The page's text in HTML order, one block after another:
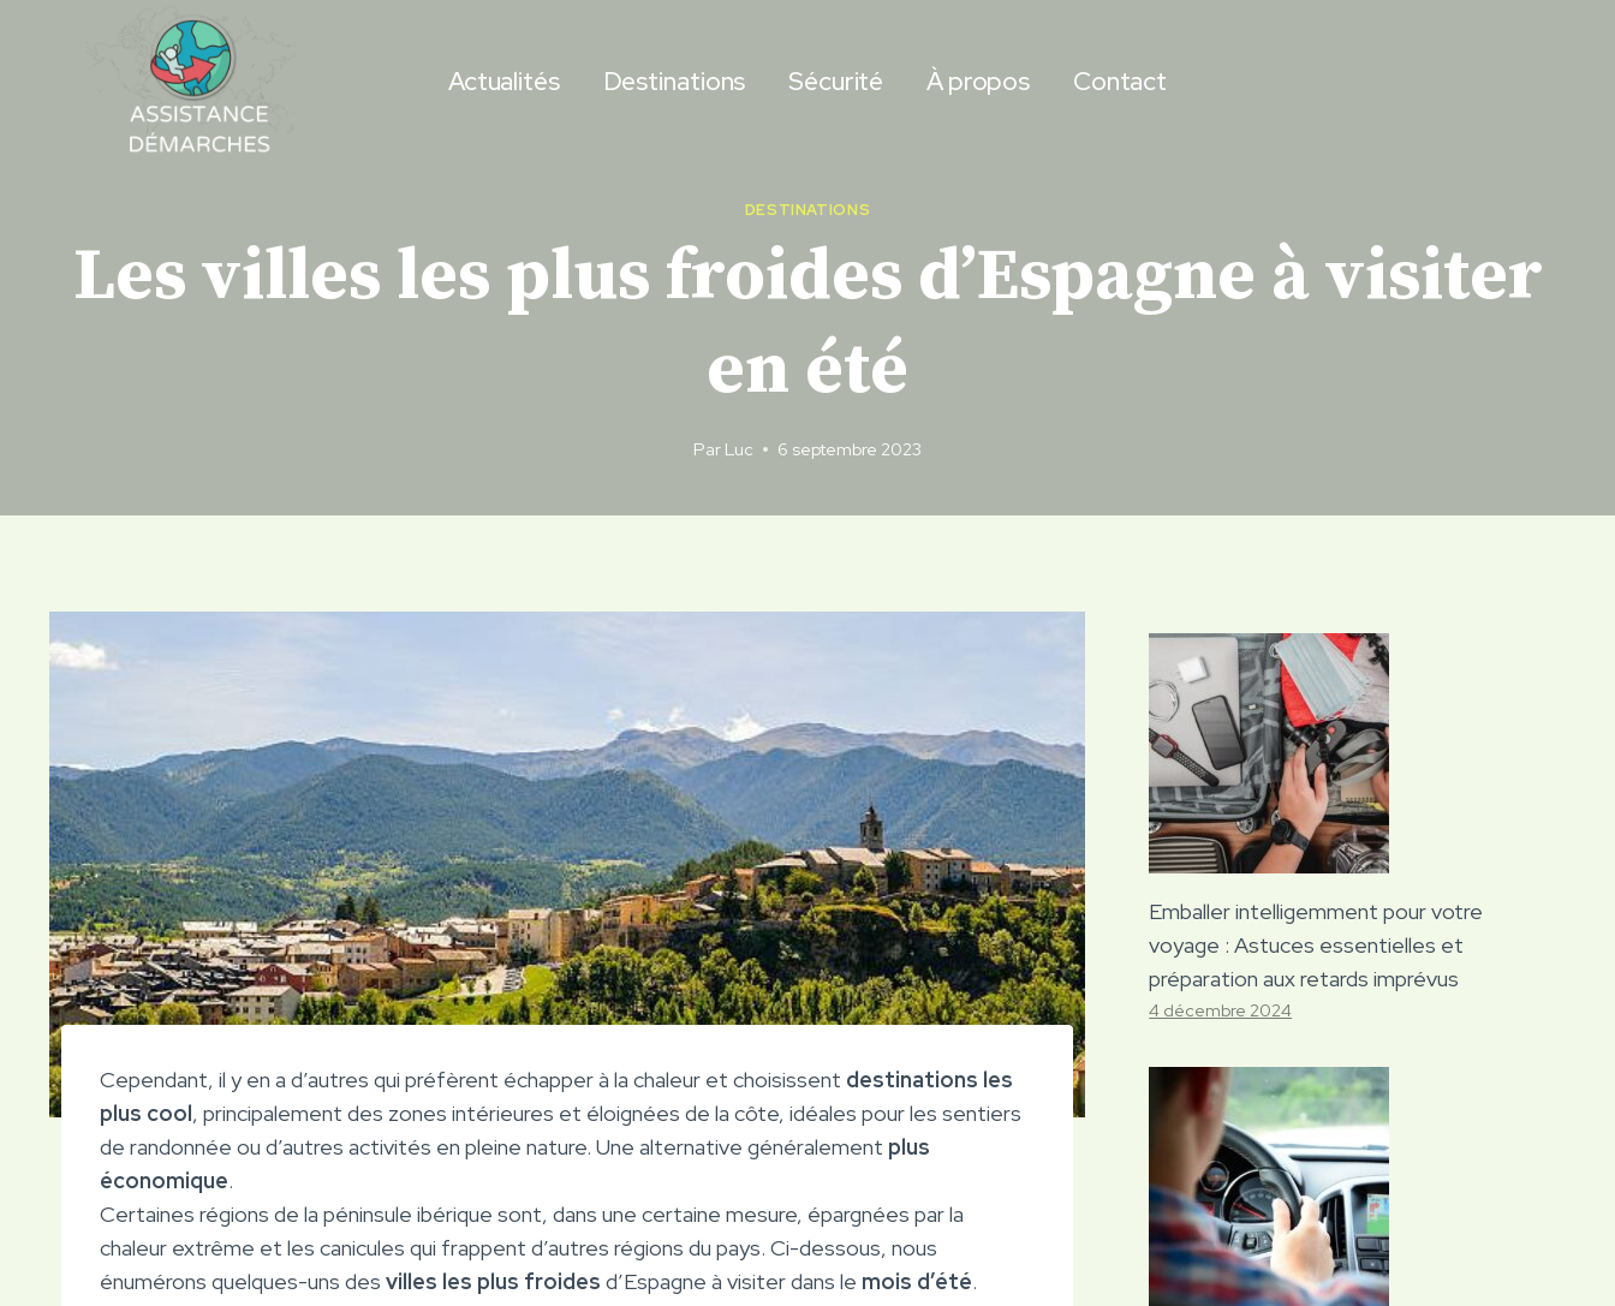
Actualités Destinations Sécurité À propos Contact
DESTINATIONS
Les villes les plus froides d’Espagne à visiter
en été
Par Luc 6 septembre 2023
Cependant, il y en a d’autres qui préfèrent échapper à la chaleur et choisissent destinations les
plus cool, principalement des zones intérieures et éloignées de la côte, idéales pour les sentiers
de randonnée ou d’autres activités en pleine nature. Une alternative généralement plus
économique.
Certaines régions de la péninsule ibérique sont, dans une certaine mesure, épargnées par la
chaleur extrême et les canicules qui frappent d’autres régions du pays. Ci-dessous, nous
énumérons quelques-uns des villes les plus froides d’Espagne à visiter dans le mois d’été.
Emballer intelligemment pour votre
voyage : Astuces essentielles et
préparation aux retards imprévus
4 décembre 2024